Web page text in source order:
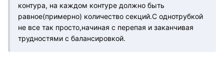
контура, на каждом контуре должно быть
равное(примерно) количество секций.С однотрубкой
не все так просто,начиная с перепая и заканчивая
трудностями с балансировкой.